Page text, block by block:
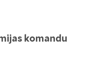
komandu